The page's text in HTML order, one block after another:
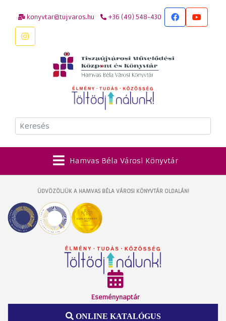
konyvtar@tujvaros.hu +36 (49) 548-430
Keresés
Hamvas Béla Városi Könyvtár
ÜDVÖZÖLJÜK A HAMVAS BÉLA VÁROSI KÖNYVTÁR OLDALÁN!
Eseménynaptár
ONLINE KATALÓGUS